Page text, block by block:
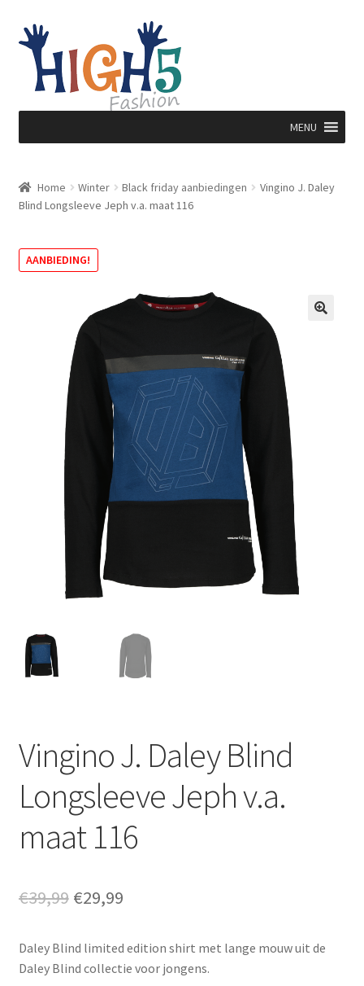
Ga
door
naar
navigatie
Ga
direct
naar
inhoud
MENU
Home Winter Black friday aanbiedingen
Vingino J. Daley
Blind Longsleeve Jeph v.a. maat 116
AANBIEDING!
Vingino J. Daley Blind
Longsleeve Jeph v.a.
maat 116
€39,99 Oorspronkelijke
was:
€29,99Huidige
is:
Daley Blind limited edition shirt met lange mouw uit de
Daley Blind collectie voor jongens.